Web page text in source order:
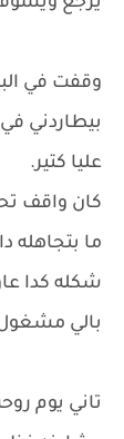
وقفت في
بيطاردني
عليا كتير.
كان واقف
ما بتجاهله
شكله كدا
بالي
تاني يوم